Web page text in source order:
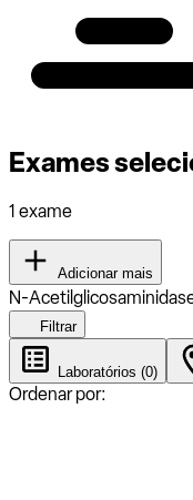
Exames
1 exame
Adicionar mais
N-
Filtrar
Laboratórios (0)
Ordenar por: